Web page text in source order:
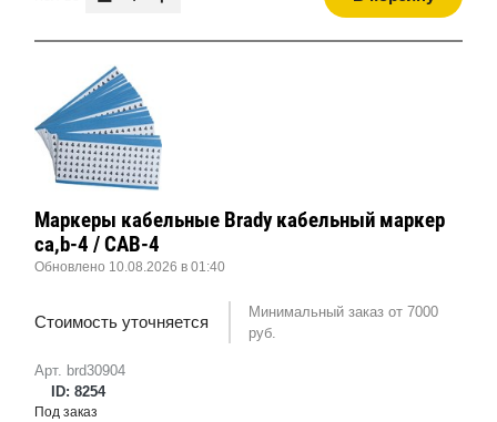
Арт. brd30904
ID: 8254
Маркеры кабельные Brady кабельный маркер
ca,b-4 / CAB-4
Обновлено 10.08.2026 в 01:40
Стоимость уточняется
Минимальный заказ от 7000
руб.
Под заказ